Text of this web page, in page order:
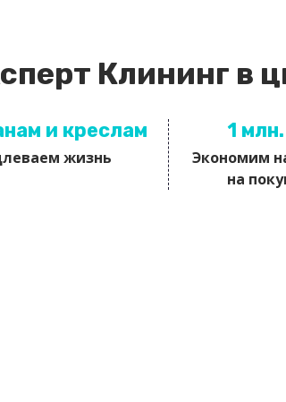
Клининг в
и креслам
жизнь
1
Экономим
на